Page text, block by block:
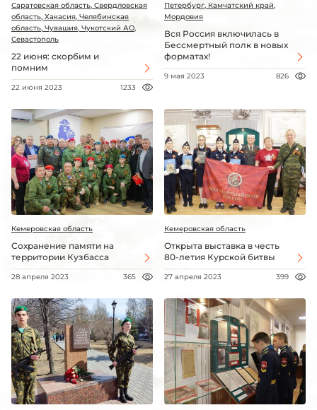
Саратовская область, Свердловская
область, Хакасия, Челябинская
область, Чувашия, Чукотский АО,
Севастополь
22 июня: скорбим и
помним
22 июня 2023 1233
Петербург, Камчатский край,
Мордовия
Вся Россия включилась в
Бессмертный полк в новых
форматах!
9 мая 2023 826
Кемеровская область
Сохранение памяти на
территории Кузбасса
28 апреля 2023 365
Кемеровская область
Открыта выставка в честь
80-летия Курской битвы
27 апреля 2023 399